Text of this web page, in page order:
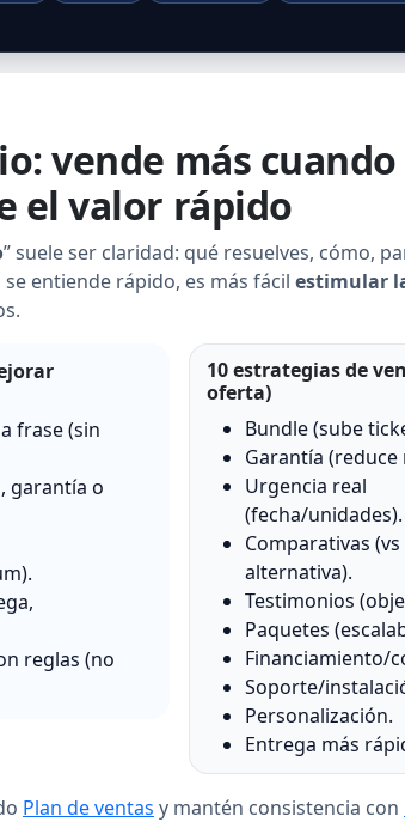
vende más cuando
el valor rápido
” suele ser claridad: qué resuelves, cómo,
entiende rápido, es más fácil estimular
frase (sin
garantía o
reglas (no
10 estrategias de
oferta)
Bundle (sube
Garantía (reduce
Urgencia real
(fecha/unidades).
Comparativas (vs
alternativa).
Testimonios
Paquetes
Financiamiento/
Soporte/
Personalización.
Entrega más
Plan de ventas y mantén consistencia con